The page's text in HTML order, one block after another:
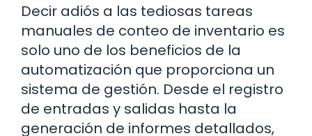
Decir adiós a las tediosas tareas
manuales de conteo de inventario es
solo uno de los beneficios de la
automatización que proporciona un
sistema de gestión. Desde el registro
de entradas y salidas hasta la
generación de informes detallados,